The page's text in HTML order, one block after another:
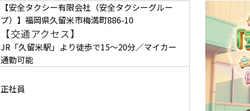
【安全タクシー有限会社（安全タクシーグルー
プ）】福岡県久留米市梅満町886-10
【交通アクセス】
JR「久留米駅」より徒歩で15～20分／マイカー
通勤可能
正社員